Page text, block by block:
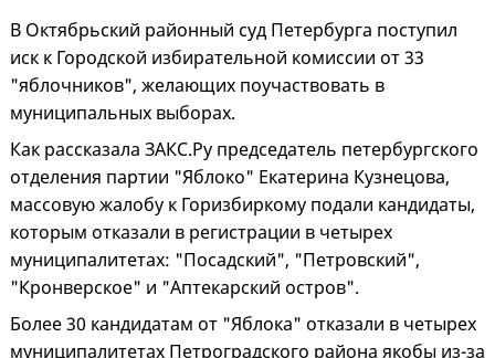
В Октябрьский районный суд Петербурга поступил
иск к Городской избирательной комиссии от 33
"яблочников", желающих поучаствовать в
муниципальных выборах.
Как рассказала ЗАКС.Ру председатель петербургского
отделения партии "Яблоко" Екатерина Кузнецова,
массовую жалобу к Горизбиркому подали кандидаты,
которым отказали в регистрации в четырех
муниципалитетах: "Посадский", "Петровский",
"Кронверское" и "Аптекарский остров".
Более 30 кандидатам от "Яблока" отказали в четырех
муниципалитетах Петроградского района якобы из-за